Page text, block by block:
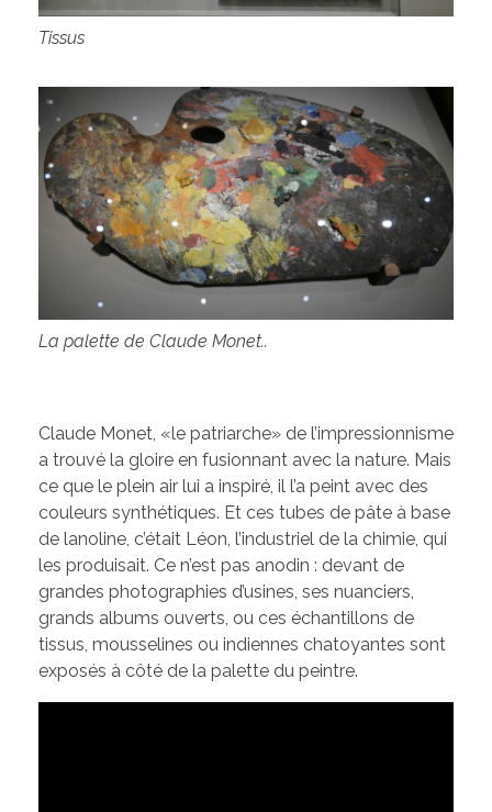
Tissus
La palette de Claude Monet..
Claude Monet, «le patriarche» de l’impressionnisme
a trouvé la gloire en fusionnant avec la nature. Mais
ce que le plein air lui a inspiré, il l’a peint avec des
couleurs synthétiques. Et ces tubes de pâte à base
de lanoline, c’était Léon, l’industriel de la chimie, qui
les produisait. Ce n’est pas anodin : devant de
grandes photographies d’usines, ses nuanciers,
grands albums ouverts, ou ces échantillons de
tissus, mousselines ou indiennes chatoyantes sont
exposés à côté de la palette du peintre.